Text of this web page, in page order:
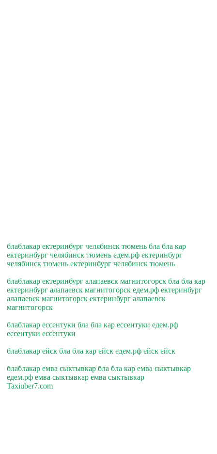
блаблакар ектеринбург челябинск тюмень бла бла кар
ектеринбург челябинск тюмень едем.рф ектеринбург
челябинск тюмень ектеринбург челябинск тюмень
блаблакар ектеринбург алапаевск магнитогорск бла бла кар
ектеринбург алапаевск магнитогорск едем.рф ектеринбург
алапаевск магнитогорск ектеринбург алапаевск
магнитогорск
блаблакар ессентуки бла бла кар ессентуки едем.рф
ессентуки ессентуки
блаблакар ейск бла бла кар ейск едем.рф ейск ейск
блаблакар емва сыктывкар бла бла кар емва сыктывкар
едем.рф емва сыктывкар емва сыктывкар
Taxiuber7.com